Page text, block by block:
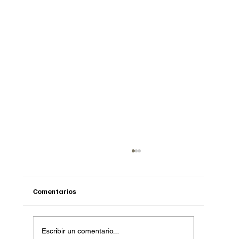
Comentarios
Escribir un comentario...